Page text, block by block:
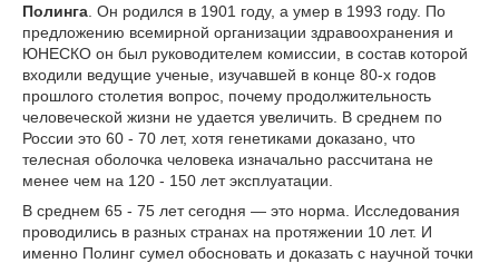
Полинга . Он родился в 1901 году, а умер в 1993 году. По
предложению всемирной организации здравоохранения и
ЮНЕСКО он был руководителем комиссии, в состав которой
входили ведущие ученые, изучавшей в конце 80-х годов
прошлого столетия вопрос, почему продолжительность
человеческой жизни не удается увеличить. В среднем по
России это 60 - 70 лет, хотя генетиками доказано, что
телесная оболочка человека изначально рассчитана не
менее чем на 120 - 150 лет эксплуатации.
В среднем 65 - 75 лет сегодня — это норма. Исследования
проводились в разных странах на протяжении 10 лет. И
именно Полинг сумел обосновать и доказать с научной точки